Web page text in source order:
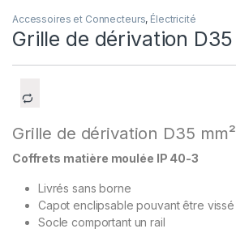
Accessoires et Connecteurs, Électricité
Grille de dérivation D35
Grille de dérivation D35 mm²
Coffrets matière moulée IP 40-3
Livrés sans borne
Capot enclipsable pouvant être vissé
Socle comportant un rail